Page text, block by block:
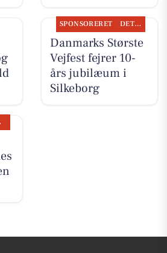
SPONSORERET DET SKER
Danmarks Største
Vejfest fejrer 10-
års jubilæum i
Silkeborg